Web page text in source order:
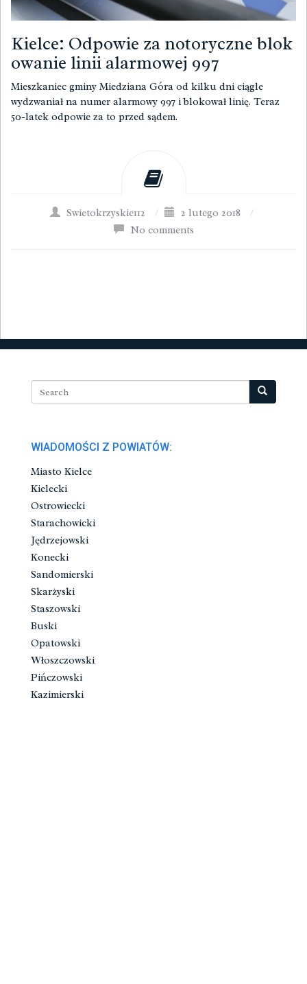
Kielce: Odpowie za notoryczne blok
owanie linii alarmowej 997
Mieszkaniec gminy Miedziana Góra od kilku dni ciągle
wydzwaniał na numer alarmowy 997 i blokował linię. Teraz
50-latek odpowie za to przed sądem.
Swietokrzyskie112 / 2 lutego 2018
/
No comments
WIADOMOŚCI Z POWIATÓW:
Miasto Kielce
Kielecki
Ostrowiecki
Starachowicki
Jędrzejowski
Konecki
Sandomierski
Skarżyski
Staszowski
Buski
Opatowski
Włoszczowski
Pińczowski
Kazimierski